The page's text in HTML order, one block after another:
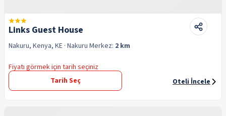
Links Guest House
Nakuru, Kenya, KE · Nakuru Merkez: 2 km
Fiyatı görmek için tarih seçiniz
Tarih Seç
Oteli İncele